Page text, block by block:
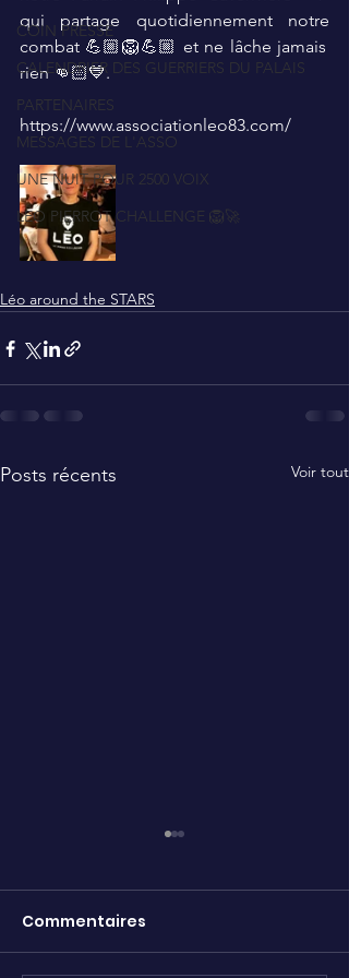
COIN PRESSE
CALENDRIER DES GUERRIERS DU PALAIS
PARTENAIRES
MESSAGES DE L'ASSO
UNE NUIT POUR 2500 VOIX
LEO PIERROT CHALLENGE 🦁🚀
qui partage quotidiennement notre
combat 💪🏼🦁💪🏼 et ne lâche jamais
rien 👊🏻💙.
https://www.associationleo83.com/
Léo around the STARS
Posts récents Voir tout
Commentaires